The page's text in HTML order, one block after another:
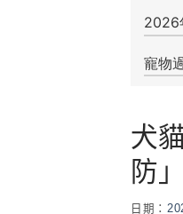
犬
防
日期：